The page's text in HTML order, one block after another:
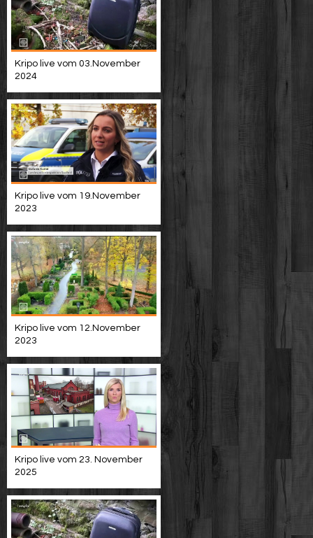
Kripo live vom 03.November
2024
Kripo live vom 19.November
2023
Kripo live vom 12.November
2023
Kripo live vom 23. November
2025